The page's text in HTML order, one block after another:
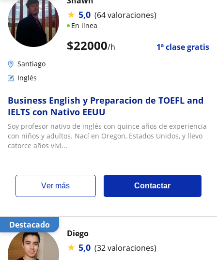
$22000/h 1ª clase gratis
★ 5,0 (64 valoraciones)
En línea
Santiago
Inglés
Business English y Preparacion de TOEFL and
IELTS con Nativo EEUU
Soy profesor nativo de inglés con quince años de experiencia
con niños y adultos. Nací en Oregon, Estados Unidos, y llevo
catorce años vivi...
ver más Contactar
Destacado
Diego
★ 5,0 (32 valoraciones)